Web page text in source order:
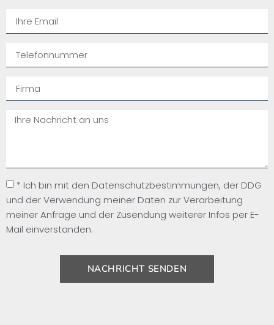
* Ich bin mit den Datenschutzbestimmungen, der DDG
und der Verwendung meiner Daten zur Verarbeitung
meiner Anfrage und der Zusendung weiterer Infos per E-
Mail einverstanden.
NACHRICHT SENDEN